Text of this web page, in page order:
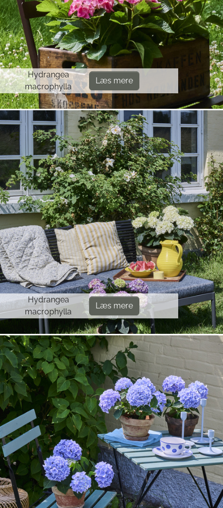
Hydrangea
macrophylla
Læs mere
Hydrangea
macrophylla
Læs mere